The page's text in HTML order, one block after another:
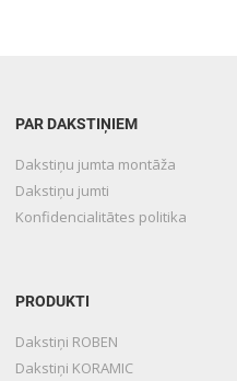
PAR DAKSTIŅIEM
Dakstiņu jumta montāža
Dakstiņu jumti
Konfidencialitātes politika
PRODUKTI
Dakstiņi ROBEN
Dakstiņi KORAMIC